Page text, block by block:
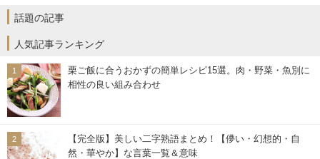
話題の記事
人気記事ランキング
栗ご飯に合うおかずの簡単レシピ15選。肉・野菜・魚別に
相性の良い組み合わせ
【完全版】美しい二字熟語まとめ！【儚い・幻想的・自
然・華やか】な言葉一覧＆意味